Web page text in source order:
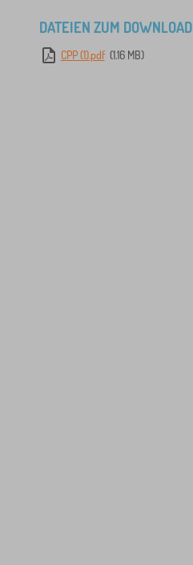
DATEIEN ZUM DOWNLOAD
CPP (1).pdf (1.16 MB)